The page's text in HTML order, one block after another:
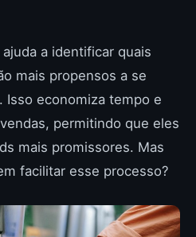
a identificar quais
mais propensos a se
Isso economiza tempo e
permitindo que eles
mais promissores. Mas
facilitar esse processo?